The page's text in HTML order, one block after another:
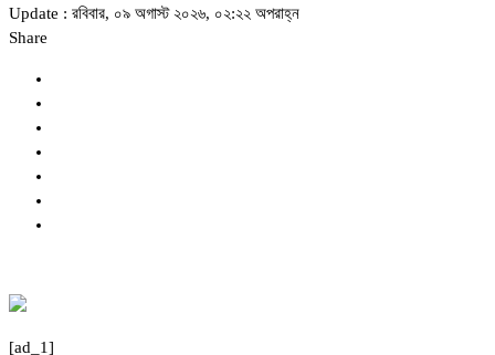
Update : রবিবার, ০৯ অগাস্ট ২০২৬, ০২:২২ অপরাহ্ন
Share
[ad_1]